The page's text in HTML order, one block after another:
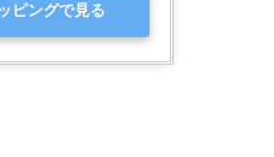
ピングで見る